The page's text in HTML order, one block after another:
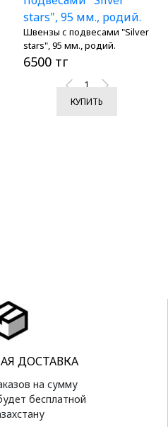
Швензы с подвесами "Silver
stars", 95 мм., родий.
6500 тг
КУПИТЬ
ДОСТАВКА
на сумму
бесплатной